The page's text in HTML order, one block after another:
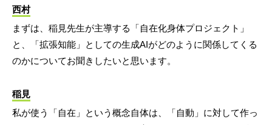
西村
まずは、稲見先生が主導する「自在化身体プロジェクト」
と、「拡張知能」としての生成AIがどのように関係してくる
のかについてお聞きしたいと思います。
稲見
私が使う「自在」という概念自体は、「自動」に対して作っ